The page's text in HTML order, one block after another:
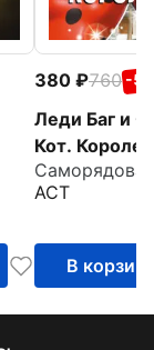
380 760 -
Леди Баг и
Кот.
АСТ
В корзину